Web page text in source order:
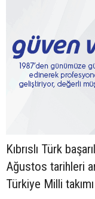
Kıbrıslı Türk
Ağustos tarihleri
Türkiye Milli